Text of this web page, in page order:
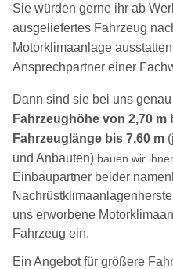
Sie würden gerne ihr ab
ausgeliefertes Fahrzeug
Motorklimaanlage
Ansprechpartner einer
Dann sind sie bei uns
Fahrzeughöhe von 2,70
Fahrzeuglänge bis 7,60 m
und Anbauten) bauen wir
Einbaupartner beider
uns erworbene
Fahrzeug ein.
Ein Angebot für größere